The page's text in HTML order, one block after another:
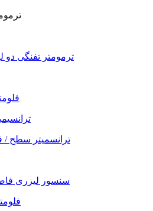
ترمومتر تفنگی دو
ترانسمیتر سطح /
سنسور لیزری فاصله دقیق تا